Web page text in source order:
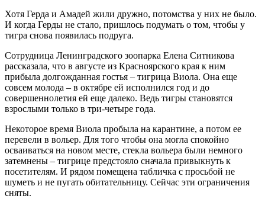
Хотя Герда и Амадей жили дружно, потомства у них не было.
И когда Герды не стало, пришлось подумать о том, чтобы у
тигра снова появилась подруга.
Сотрудница Ленинградского зоопарка Елена Ситникова
рассказала, что в августе из Красноярского края к ним
прибыла долгожданная гостья – тигрица Виола. Она еще
совсем молода – в октябре ей исполнился год и до
совершеннолетия ей еще далеко. Ведь тигры становятся
взрослыми только в три-четыре года.
Некоторое время Виола пробыла на карантине, а потом ее
перевели в вольер. Для того чтобы она могла спокойно
осваиваться на новом месте, стекла вольера были немного
затемнены – тигрице предстояло сначала привыкнуть к
посетителям. И рядом помещена табличка с просьбой не
шуметь и не пугать обитательницу. Сейчас эти ограничения
сняты.